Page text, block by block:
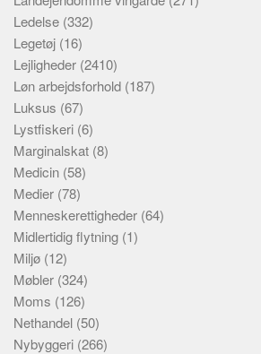
Ledelse (332)
Legetøj (16)
Lejligheder (2410)
Løn arbejdsforhold (187)
Luksus (67)
Lystfiskeri (6)
Marginalskat (8)
Medicin (58)
Medier (78)
Menneskerettigheder (64)
Midlertidig flytning (1)
Miljø (12)
Møbler (324)
Moms (126)
Nethandel (50)
Nybyggeri (266)